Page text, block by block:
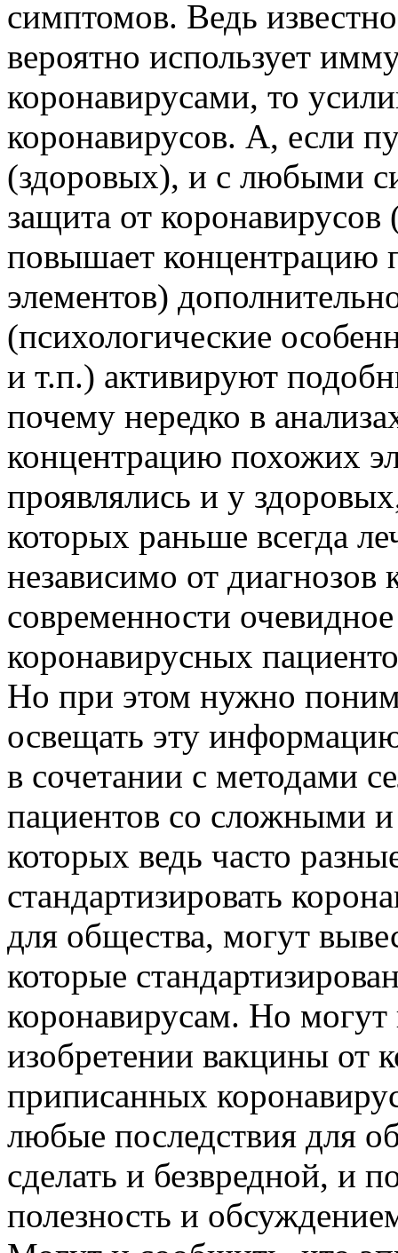
симптомов. Ведь
вероятно использует
коронавирусами, то
коронавирусов. А, если
(здоровых), и с любыми
защита от
повышает концентрацию
элементов)
(психологические
и т.п.) активируют
почему нередко в
концентрацию похожих
проявлялись и у
которых раньше всегда
независимо от диагнозов
современности
коронавирусных
Но при этом нужно
освещать эту
в сочетании с методами
пациентов со сложными
которых ведь часто
стандартизировать
для общества, могут
которые
коронавирусам. Но
изобретении вакцины от
приписанных
любые последствия для
сделать и безвредной, и
полезность и